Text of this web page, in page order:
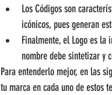
Los Códigos son
icónicos, pues generan
Finalmente, el Logo es la
nombre debe sintetizar y
Para entenderlo mejor, en las
tu marca en cada uno de estos